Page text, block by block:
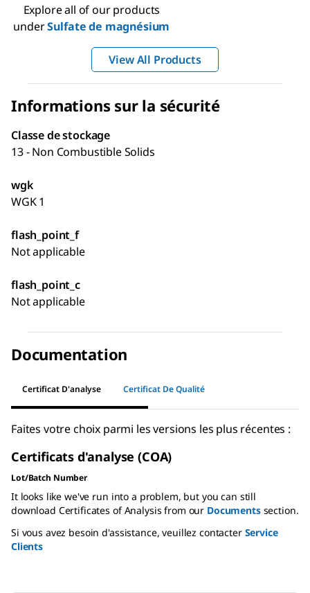
Explore all of our products
underSulfate de magnésium
View All Products
Informations sur la sécurité
Classe de stockage
13 - Non Combustible Solids
wgk
WGK 1
flash_point_f
Not applicable
flash_point_c
Not applicable
Documentation
Certificat D'analyse Certificat De Qualité
Faites votre choix parmi les versions les plus récentes :
Certificats d'analyse (COA)
Lot/Batch Number
It looks like we've run into a problem, but you can still
download Certificates of Analysis from our Documentssection.
Si vous avez besoin d'assistance, veuillez contacter Service
Clients